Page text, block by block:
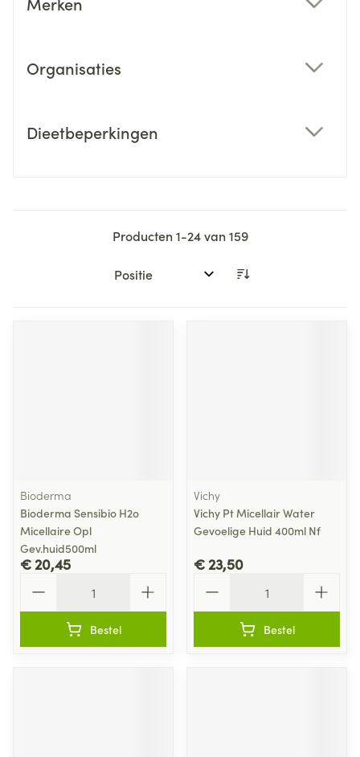
Organisaties
Dieetbeperkingen
Producten1-24van159
Sorteer op:
Bioderma
Bioderma Sensibio H2o
Micellaire Opl
Gev.huid500ml
€ 20,45
Bestel
Vichy
Vichy Pt Micellair Water
Gevoelige Huid 400ml Nf
€ 23,50
Bestel